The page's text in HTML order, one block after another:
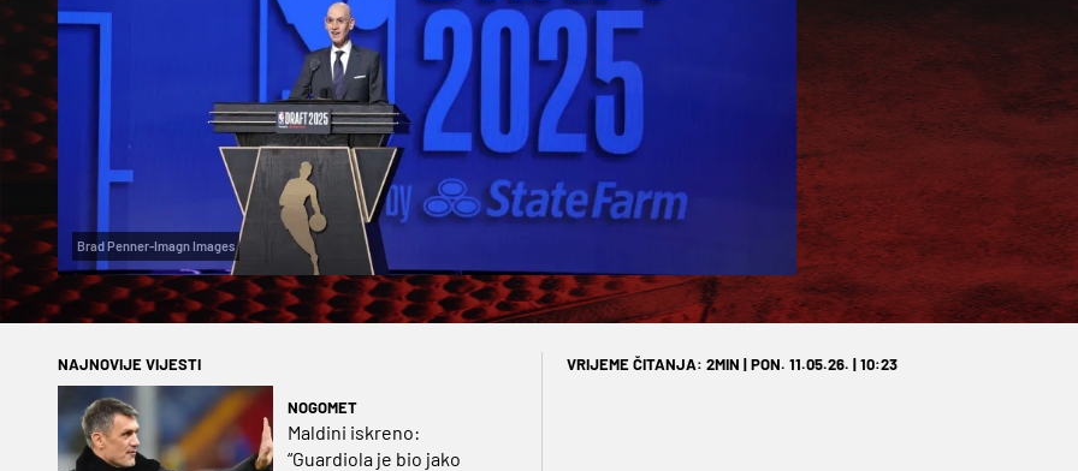
Brad Penner-Imagn Images
NAJNOVIJE VIJESTI
NOGOMET
Maldini iskreno:
“Guardiola je bio jako
VRIJEME ČITANJA: 2MIN | PON. 11.05.26. | 10:23